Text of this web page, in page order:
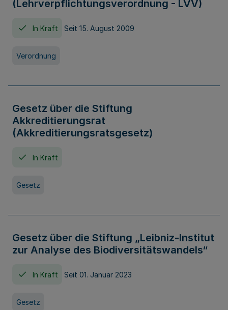
(Lehrverpflichtungsverordnung - LVV)
In Kraft Seit 15. August 2009
Verordnung
Gesetz über die Stiftung
Akkreditierungsrat
(Akkreditierungsratsgesetz)
In Kraft
Gesetz
Gesetz über die Stiftung „Leibniz-Institut
zur Analyse des Biodiversitätswandels“
In Kraft Seit 01. Januar 2023
Gesetz